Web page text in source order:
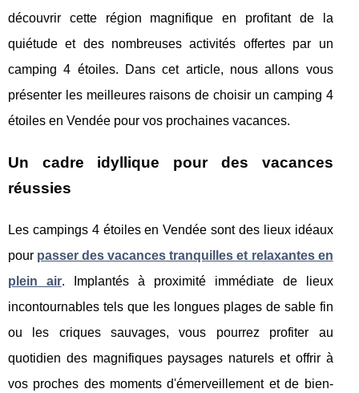
découvrir cette région magnifique en profitant de la
quiétude et des nombreuses activités offertes par un
camping 4 étoiles. Dans cet article, nous allons vous
présenter les meilleures raisons de choisir un camping 4
étoiles en Vendée pour vos prochaines vacances.
Un cadre idyllique pour des vacances
réussies
Les campings 4 étoiles en Vendée sont des lieux idéaux
pour passer des vacances tranquilles et relaxantes en
plein air. Implantés à proximité immédiate de lieux
incontournables tels que les longues plages de sable fin
ou les criques sauvages, vous pourrez profiter au
quotidien des magnifiques paysages naturels et offrir à
vos proches des moments d'émerveillement et de bien-